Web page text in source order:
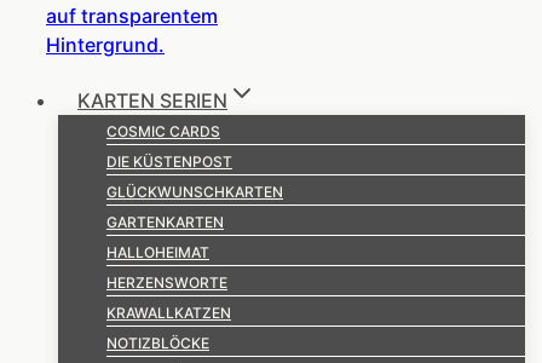
KARTEN SERIEN
COSMIC CARDS
DIE KÜSTENPOST
GLÜCKWUNSCHKARTEN
GARTENKARTEN
HALLOHEIMAT
HERZENSWORTE
KRAWALLKATZEN
NOTIZBLÖCKE